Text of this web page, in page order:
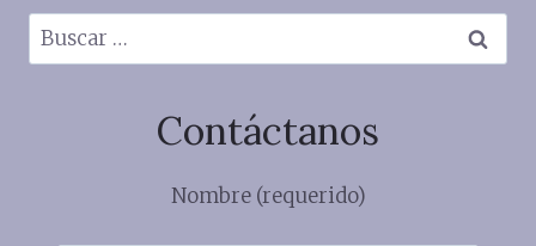
Buscar:
Contáctanos
Nombre (requerido)